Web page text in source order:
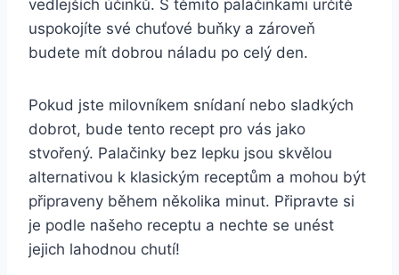
vedlejších účinků. S těmito palačinkami určitě
uspokojíte své chuťové buňky a zároveň
budete mít dobrou náladu po celý den.
Pokud jste milovníkem snídaní nebo sladkých
dobrot, bude tento recept pro vás jako
stvořený. Palačinky bez lepku jsou skvělou
alternativou k klasickým receptům a mohou být
připraveny během několika minut. Připravte si
je podle našeho receptu a nechte se unést
jejich lahodnou chutí!